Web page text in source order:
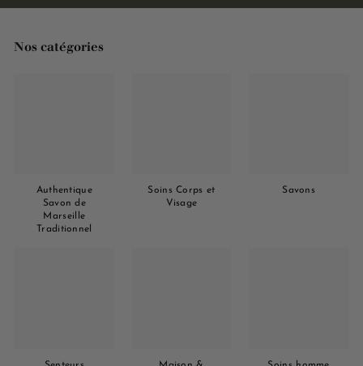
Nos catégories
Authentique
Savon de
Marseille
Traditionnel
Soins Corps et
Visage
Savons